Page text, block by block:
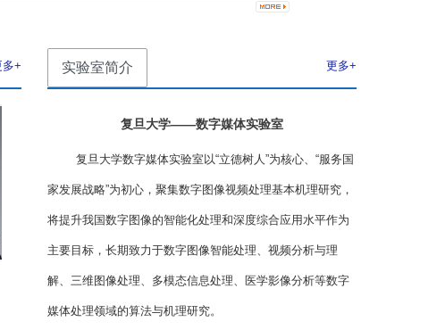
多+ 实验室简介 更多+
复旦大学——数字媒体实验室
复旦大学数字媒体实验室以“立德树人”为核心、“服务国
家发展战略”为初心，聚集数字图像视频处理基本机理研究，
将提升我国数字图像的智能化处理和深度综合应用水平作为
主要目标，长期致力于数字图像智能处理、视频分析与理
解、三维图像处理、多模态信息处理、医学影像分析等数字
媒体处理领域的算法与机理研究。